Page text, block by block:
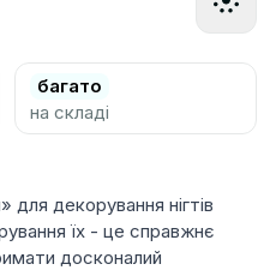
багато
на складі
для декорування нігтів
їх - це справжнє
досконалий